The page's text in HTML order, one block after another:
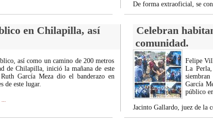
De forma extraoficial, se
en Chilapilla, así
Celebran
comunidad.
así como un camino de 200 metros
de Chilapilla, inició la mañana de este
García Meza dio el banderazo en
de este lugar.
Felipe
La
García
público
Jacinto Gallardo, juez de la